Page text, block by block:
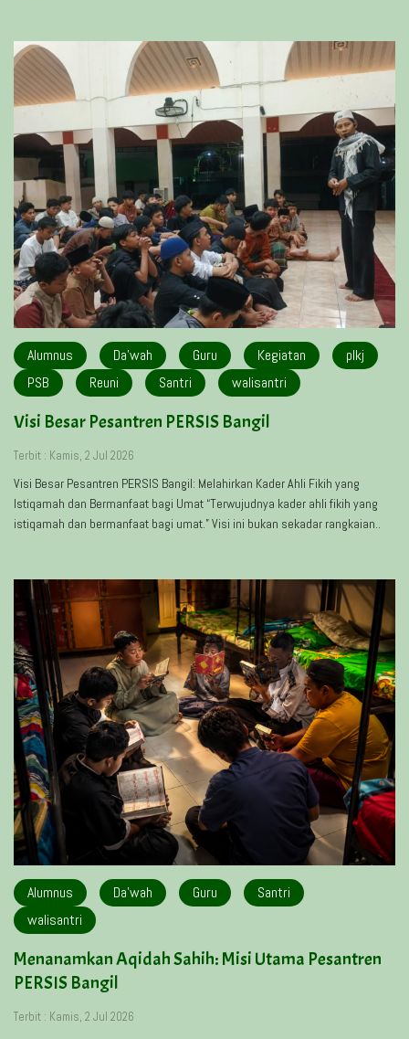
Alumnus Da'wah Guru Kegiatan
plkj
PSB
Reuni Santri walisantri
Visi Besar Pesantren PERSIS Bangil
Terbit : Kamis, 2 Jul 2026
Visi Besar Pesantren PERSIS Bangil: Melahirkan Kader Ahli Fikih yang
Istiqamah dan Bermanfaat bagi Umat “Terwujudnya kader ahli fikih yang
istiqamah dan bermanfaat bagi umat.” Visi ini bukan sekadar rangkaian..
Alumnus Da'wah Guru
Santri
walisantri
Menanamkan Aqidah Sahih: Misi Utama Pesantren
PERSIS Bangil
Terbit : Kamis, 2 Jul 2026